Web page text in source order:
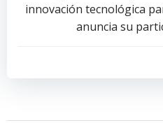
innovación tecnológica
anuncia su